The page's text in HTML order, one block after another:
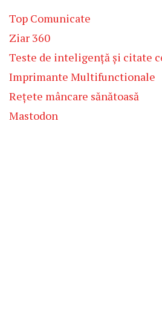
Top Comunicate
Ziar 360
Teste de inteligență și citate
Imprimante Multifunctionale
Rețete mâncare sănătoasă
Mastodon